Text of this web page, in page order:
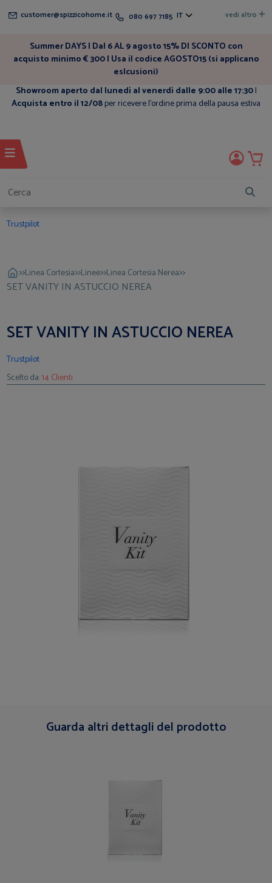
customer@spizzicohome.it 080 697 7185 IT vedi altro
Summer DAYS | Dal 6 AL 9 agosto 15% DI SCONTO con
acquisto minimo € 300 | Usa il codice AGOSTO15 (si applicano
eslcusioni)
Showroom aperto dal lunedì al venerdì dalle 9:00 alle 17:30|
Acquista entro il 12/08per ricevere l'ordine prima della pausa estiva
Trustpilot
>>Linea Cortesia>>Linee>>Linea Cortesia Nerea>>
SET VANITY IN ASTUCCIO NEREA
SET VANITY IN ASTUCCIO NEREA
Trustpilot
Scelto da:14 Clienti
Guarda altri dettagli del prodotto